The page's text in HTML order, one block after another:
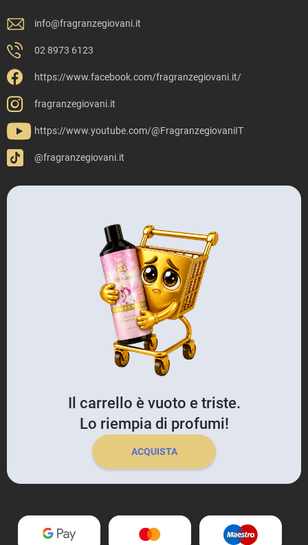
info@fragranzegiovani.it
02 8973 6123
https://www.facebook.com/fragranzegiovani.it/
fragranzegiovani.it
https://www.youtube.com/@FragranzegiovaniIT
@fragranzegiovani.it
Il carrello è vuoto e triste.
Lo riempia di profumi!
ACQUISTA